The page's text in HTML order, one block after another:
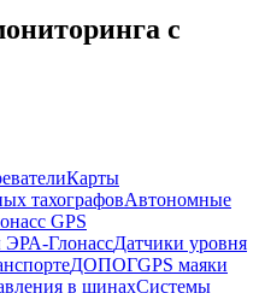
с
Карты
тахографовАвтономные
GPS
ЭРА-ГлонассДатчики уровня
ДОПОГGPS маяки
в шинахСистемы